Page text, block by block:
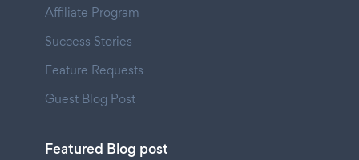
Affiliate Program
Success Stories
Feature Requests
Guest Blog Post
Featured Blog post